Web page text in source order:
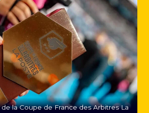
de la Coupe de France des Arbitres La